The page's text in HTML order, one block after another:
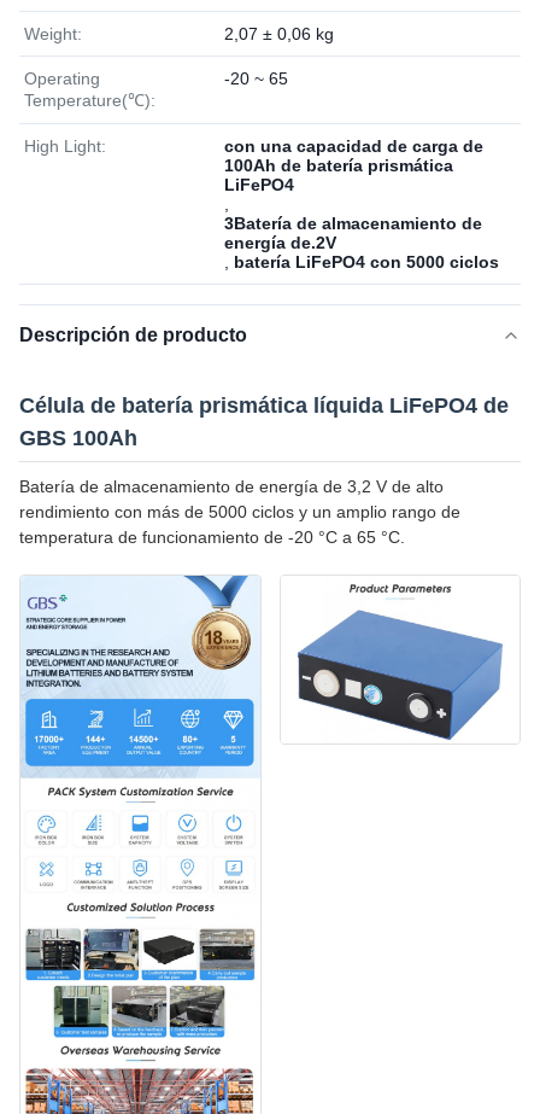
Weight: 2,07 ± 0,06 kg
Operating
Temperature(℃):
-20 ~ 65
High Light:
con una capacidad de carga de
100Ah de batería prismática
LiFePO4
3Batería de almacenamiento de
energía de.2V
batería LiFePO4 con 5000 ciclos
Descripción de producto
Célula de batería prismática líquida LiFePO4 de
GBS 100Ah
Batería de almacenamiento de energía de 3,2 V de alto
rendimiento con más de 5000 ciclos y un amplio rango de
temperatura de funcionamiento de -20 °C a 65 °C.